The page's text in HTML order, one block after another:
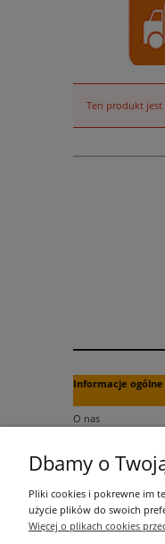
Ten produkt
Informacje ogólne
O nas
Regulamin
Polityka
Informacje o
Dbamy o
Pliki cookies i pokrewne im
użycie plików do swoich
Więcej o plikach cookies